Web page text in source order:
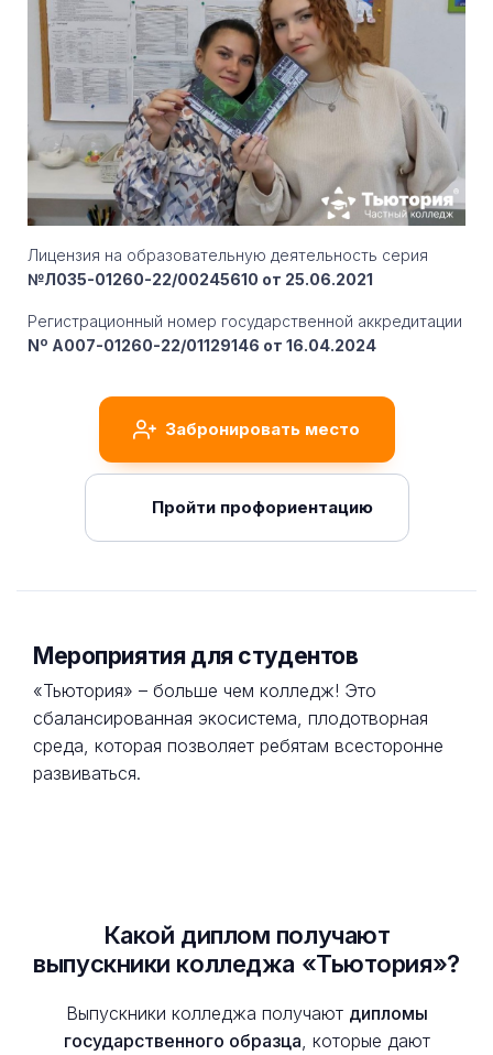
Лицензия на образовательную деятельность серия
№Л035-01260-22/00245610 от 25.06.2021
Регистрационный номер государственной аккредитации
Nº A007-01260-22/01129146 от 16.04.2024
Забронировать место
Пройти профориентацию
Мероприятия для студентов
«Тьютория» – больше чем колледж! Это
сбалансированная экосистема, плодотворная
среда, которая позволяет ребятам всесторонне
развиваться.
Какой диплом получают
выпускники колледжа «Тьютория»?
Выпускники колледжа получают дипломы
государственного образца , которые дают